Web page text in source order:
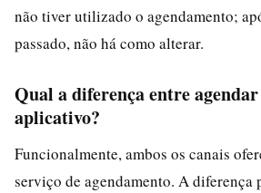
não tiver utilizado o agendamento;
passado, não há como alterar.
Qual a diferença entre
aplicativo?
Funcionalmente, ambos os canais
serviço de agendamento. A diferença